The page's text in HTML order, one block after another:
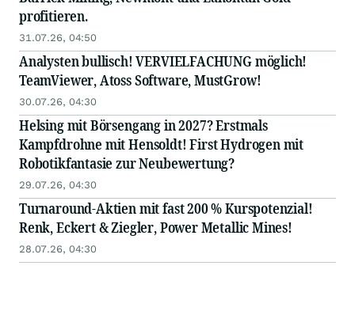
profitieren.
31.07.26, 04:50
Analysten bullisch! VERVIELFACHUNG möglich!
TeamViewer, Atoss Software, MustGrow!
30.07.26, 04:30
Helsing mit Börsengang in 2027? Erstmals
Kampfdrohne mit Hensoldt! First Hydrogen mit
Robotikfantasie zur Neubewertung?
29.07.26, 04:30
Turnaround-Aktien mit fast 200 % Kurspotenzial!
Renk, Eckert & Ziegler, Power Metallic Mines!
28.07.26, 04:30